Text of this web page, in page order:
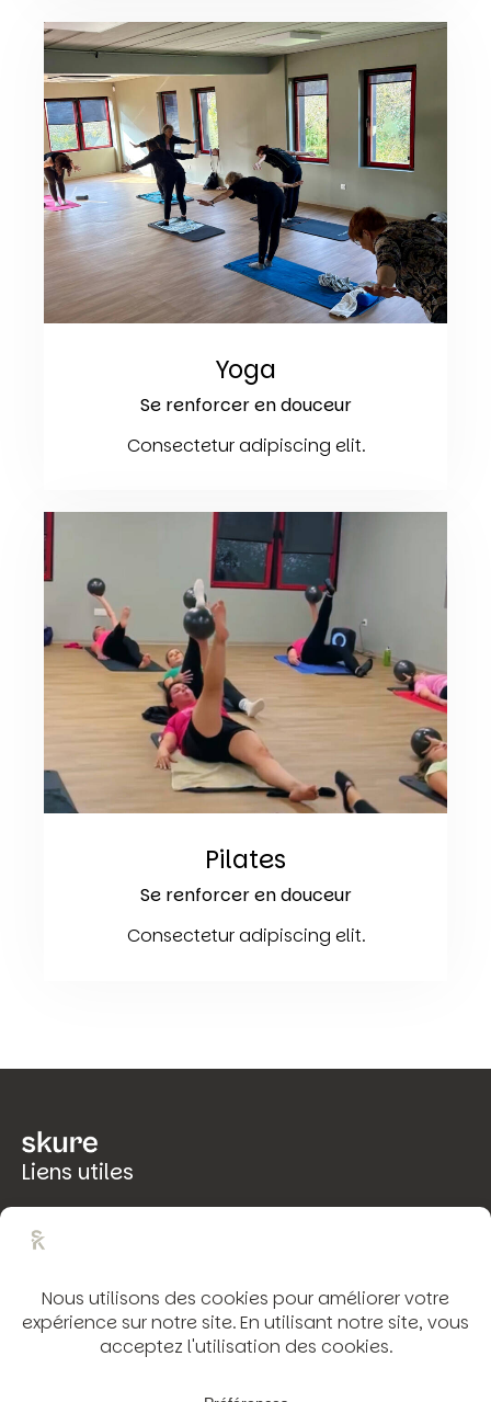
Yoga
Se renforcer en douceur
Consectetur adipiscing elit.
Pilates
Se renforcer en douceur
Consectetur adipiscing elit.
Liens utiles
Politique de confidentialité
Conditions Générales de Vente
Coordonnées